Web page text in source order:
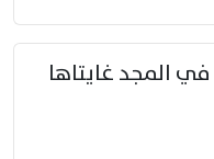
في المجد غايتاها